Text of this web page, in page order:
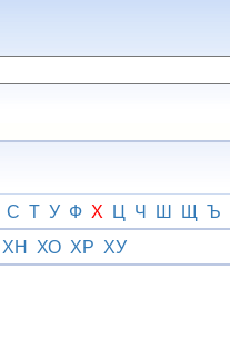
С Т У Ф Х Ц Ч Ш Щ Ъ
ХН ХО ХР ХУ